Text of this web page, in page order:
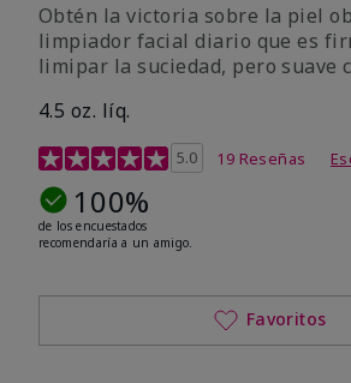
Obtén la victoria sobre la piel
limpiador facial diario que es
limipar la suciedad, pero suave
4.5 oz. líq.
Calificación de clientes de 5 de 5
5.0 19 Reseñas
100%
de los encuestados
recomendaría a un amigo.
Favoritos